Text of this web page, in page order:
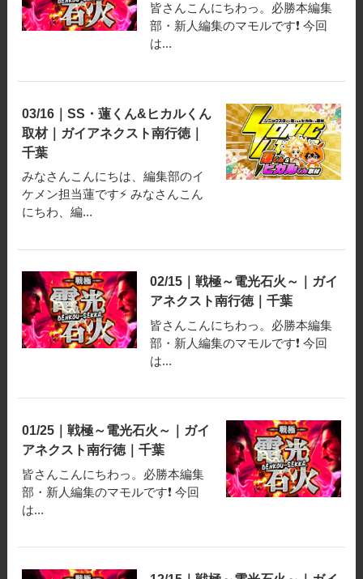
皆さんこんにちわっ。必勝本編集
部・新人編集のマモルです❗️ 今回
は...
03/16｜SS・蓮くん&ヒカルくん
取材｜ガイアネクスト南行徳｜
千葉
みなさんこんにちは、編集部のイ
ケメン担当蓮です⚡ みなさんこん
にちわ、編...
02/15｜戦極～電光石火～｜ガイ
アネクスト南行徳｜千葉
皆さんこんにちわっ。必勝本編集
部・新人編集のマモルです❗️ 今回
は...
01/25｜戦極～電光石火～｜ガイ
アネクスト南行徳｜千葉
皆さんこんにちわっ。必勝本編集
部・新人編集のマモルです❗️ 今回
は...